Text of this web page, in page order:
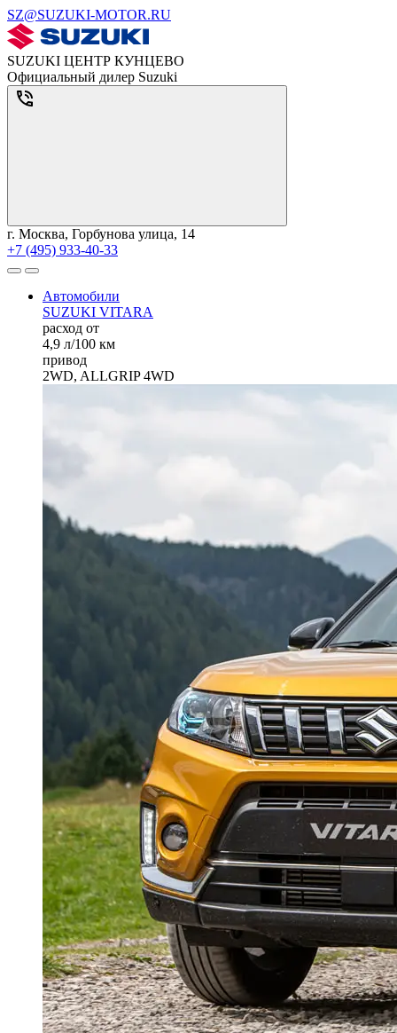
SZ@SUZUKI-MOTOR.RU
SUZUKI ЦЕНТР КУНЦЕВО
Официальный дилер Suzuki
г. Москва, Горбунова улица, 14
+7 (495) 933-40-33
Автомобили
SUZUKI VITARA
расход от
4,9 л/100 км
привод
2WD, ALLGRIP 4WD